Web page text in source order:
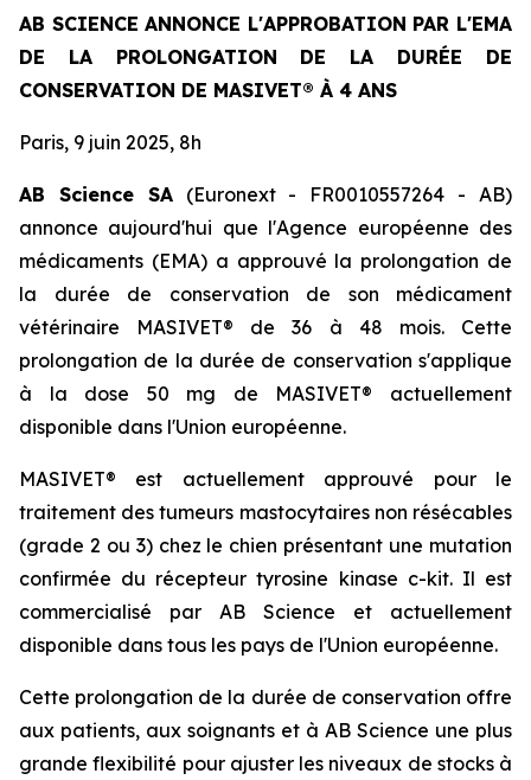
AB SCIENCE ANNONCE L'APPROBATION PAR L'EMA
DE LA PROLONGATION DE LA DURÉE DE
CONSERVATION DE MASIVET® À 4 ANS
Paris, 9 juin 2025, 8h
AB Science SA(Euronext - FR0010557264 - AB)
annonce aujourd'hui que l'Agence européenne des
médicaments (EMA) a approuvé la prolongation de
la durée de conservation de son médicament
vétérinaire MASIVET® de 36 à 48 mois. Cette
prolongation de la durée de conservation s'applique
à la dose 50 mg de MASIVET® actuellement
disponible dans l'Union européenne.
MASIVET® est actuellement approuvé pour le
traitement des tumeurs mastocytaires non résécables
(grade 2 ou 3) chez le chien présentant une mutation
confirmée du récepteur tyrosine kinase c-kit. Il est
commercialisé par AB Science et actuellement
disponible dans tous les pays de l'Union européenne.
Cette prolongation de la durée de conservation offre
aux patients, aux soignants et à AB Science une plus
grande flexibilité pour ajuster les niveaux de stocks à